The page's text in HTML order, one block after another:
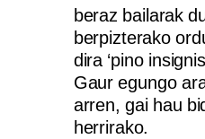
beraz bailarak
berpizterako
dira ‘pino
Gaur egungo
arren, gai hau
herrirako.